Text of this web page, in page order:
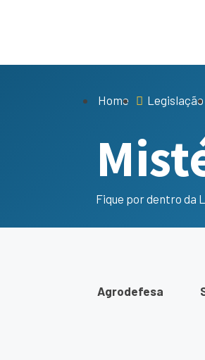
Home Legislação
Fique por dentro da
Agrodefesa